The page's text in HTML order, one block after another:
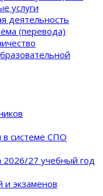
услуги
деятельность
(перевода)
в системе СПО
27 учебный год
и экзаменов